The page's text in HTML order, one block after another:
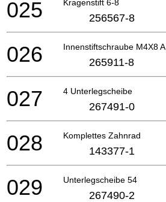
Kragenstift 6-8
025 256567-8
Innenstiftschraube M4X8 A
026 265911-8
4 Unterlegscheibe
027 267491-0
Komplettes Zahnrad
028 143377-1
Unterlegscheibe 54
029 267490-2